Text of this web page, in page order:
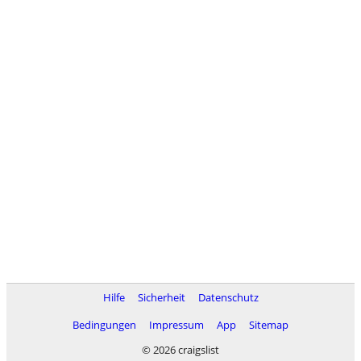
Hilfe Sicherheit
Datenschutz
Bedingungen
Impressum App
Sitemap
© 2026 craigslist